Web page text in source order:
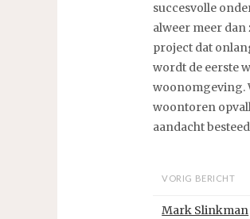
succesvolle
alweer meer dan
project dat
wordt de eerste
woonomgeving.
woontoren
aandacht
VORIG BERICHT
Mark Slinkman